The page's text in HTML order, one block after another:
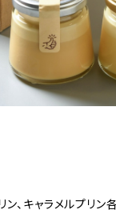
、キャラメルプリン